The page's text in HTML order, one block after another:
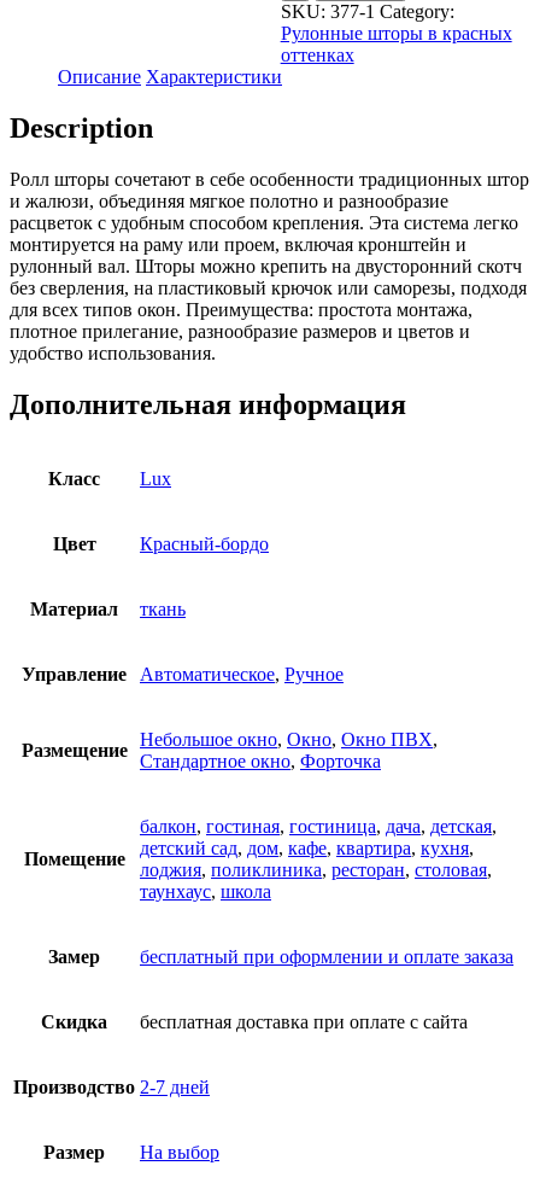
SKU: 377-1 Category:
Рулонные шторы в красных
оттенках
Описание Характеристики
Description
Ролл шторы сочетают в себе особенности традиционных штор
и жалюзи, объединяя мягкое полотно и разнообразие
расцветок с удобным способом крепления. Эта система легко
монтируется на раму или проем, включая кронштейн и
рулонный вал. Шторы можно крепить на двусторонний скотч
без сверления, на пластиковый крючок или саморезы, подходя
для всех типов окон. Преимущества: простота монтажа,
плотное прилегание, разнообразие размеров и цветов и
удобство использования.
Дополнительная информация
Класс Lux
Цвет Красный-бордо
Материал ткань
Управление Автоматическое, Ручное
Размещение
Небольшое окно, Окно, Окно ПВХ,
Стандартное окно, Форточка
Помещение
балкон, гостиная, гостиница, дача, детская,
детский сад, дом, кафе, квартира, кухня,
лоджия, поликлиника, ресторан, столовая,
таунхаус, школа
Замер бесплатный при оформлении и оплате заказа
Скидка бесплатная доставка при оплате с сайта
Производство 2-7 дней
Размер На выбор